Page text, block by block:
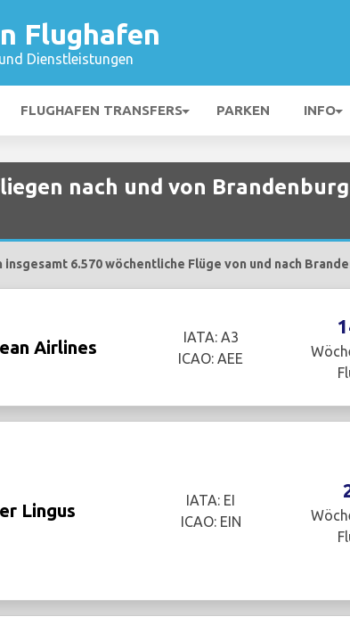
Flughafen
Dienstleistungen
FLUGHAFEN TRANSFERS PARKEN INFO
nach und von Brandenburg
6.570 wöchentliche Flüge von und nach
Airlines
IATA: A3
ICAO: AEE
Lingus
IATA: EI
ICAO: EIN